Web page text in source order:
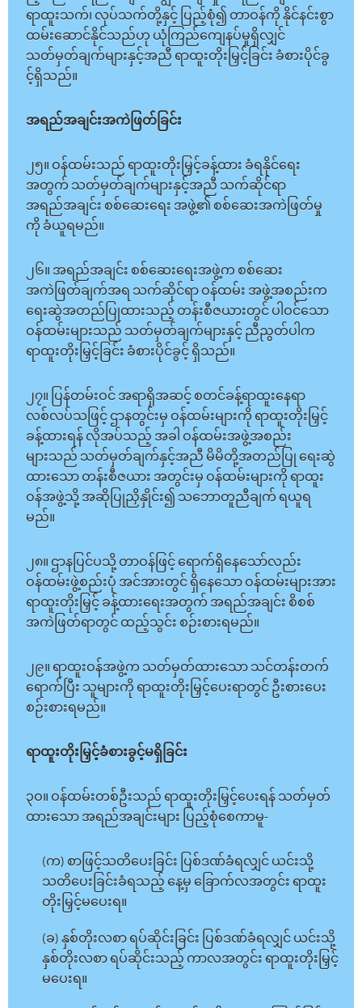
ရာထူးသက်၊ လုပ်သက်တို့နှင့် ပြည့်စုံ၍ တာဝန်ကို နိုင်နင်းစွာ
ထမ်းဆောင်နိုင်သည်ဟု ယုံကြည်ကျေနပ်မှုရှိလျှင်
သတ်မှတ်ချက်များနှင့်အညီ ရာထူးတိုးမြှင့်ခြင်း ခံစားပိုင်ခွ
င့်ရှိသည်။
အရည်အချင်းအကဲဖြတ်ခြင်း
၂၅။ ဝန်ထမ်းသည် ရာထူးတိုးမြှင့်ခန့်ထား ခံရနိုင်ရေး
အတွက် သတ်မှတ်ချက်များနှင့်အညီ သက်ဆိုင်ရာ
အရည်အချင်း စစ်ဆေးရေး အဖွဲ့၏ စစ်ဆေးအကဲဖြတ်မှု
ကို ခံယူရမည်။
၂၆။ အရည်အချင်း စစ်ဆေးရေးအဖွဲ့က စစ်ဆေး
အကဲဖြတ်ချက်အရ သက်ဆိုင်ရာ ဝန်ထမ်း အဖွဲ့အစည်းက
ရေးဆွဲအတည်ပြုထားသည့် တန်းစီဇယားတွင် ပါဝင်သော
ဝန်ထမ်းများသည် သတ်မှတ်ချက်များနှင့် ညီညွတ်ပါက
ရာထူးတိုးမြှင့်ခြင်း ခံစားပိုင်ခွင့် ရှိသည်။
၂၇။ ပြန်တမ်းဝင် အရာရှိအဆင့် စတင်ခန့်ရာထူးနေရာ
လစ်လပ်သဖြင့် ဌာနတွင်းမှ ဝန်ထမ်းများကို ရာထူးတိုးမြှင့်
ခန့်ထားရန် လိုအပ်သည့် အခါ ဝန်ထမ်းအဖွဲ့အစည်း
များသည် သတ်မှတ်ချက်နှင့်အညီ မိမိတို့အတည်ပြု ရေးဆွဲ
ထားသော တန်းစီဇယား အတွင်းမှ ဝန်ထမ်းများကို ရာထူး
ဝန်အဖွဲ့သို့ အဆိုပြုညှိနှိုင်း၍ သဘောတူညီချက် ရယူရ
မည်။
၂၈။ ဌာနပြင်ပသို့ တာဝန်ဖြင့် ရောက်ရှိနေသော်လည်း
ဝန်ထမ်းဖွဲ့စည်းပုံ အင်အားတွင် ရှိနေသော ဝန်ထမ်းများအား
ရာထူးတိုးမြှင့် ခန့်ထားရေးအတွက် အရည်အချင်း စိစစ်
အကဲဖြတ်ရာတွင် ထည့်သွင်း စဉ်းစားရမည်။
၂၉။ ရာထူးဝန်အဖွဲ့က သတ်မှတ်ထားသော သင်တန်းတက်
ရောက်ပြီး သူများကို ရာထူးတိုးမြှင့်ပေးရာတွင် ဦးစားပေး
စဉ်းစားရမည်။
ရာထူးတိုးမြှင့်ခံစားခွင့်မရှိခြင်း
၃ဝ။ ဝန်ထမ်းတစ်ဦးသည် ရာထူးတိုးမြှင့်ပေးရန် သတ်မှတ်
ထားသော အရည်အချင်းများ ပြည့်စုံစေကာမူ-
(က) စာဖြင့်သတိပေးခြင်း ပြစ်ဒဏ်ခံရလျှင် ယင်းသို့
သတိပေးခြင်းခံရသည့် နေ့မှ ခြောက်လအတွင်း ရာထူး
တိုးမြှင့်မပေးရ။
(ခ) နှစ်တိုးလစာ ရပ်ဆိုင်းခြင်း ပြစ်ဒဏ်ခံရလျှင် ယင်းသို့
နှစ်တိုးလစာ ရပ်ဆိုင်းသည့် ကာလအတွင်း ရာထူးတိုးမြှင့်
မပေးရ။